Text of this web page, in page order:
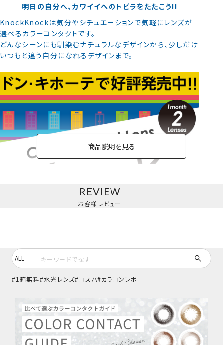
明日の自分へ、カワイイへのトビラをたたこう!!
KnockKnockは気分やシチュエーションで気軽にレンズが
選べるカラーコンタクトです。
どんなシーンにも馴染むナチュラルなデザインから、少しだけ
いつもと違う自分になれるデザインまで。
商品説明を見る
REVIEW
お客様レビュー
1箱無料 水光レンズ コスパ カラコンレポ